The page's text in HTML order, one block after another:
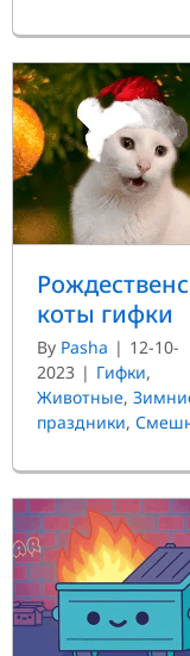
коты гифки
By Pasha | 12-10-
2023 | Гифки,
Животные,
праздники,